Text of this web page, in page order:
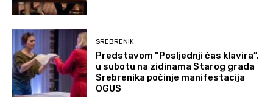
SREBRENIK
Predstavom “Posljednji čas klavira”,
u subotu na zidinama Starog grada
Srebrenika počinje manifestacija
OGUS